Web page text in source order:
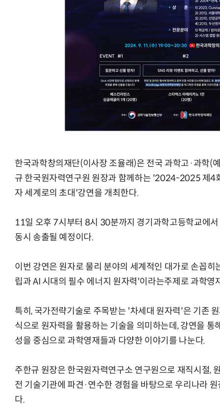
한국과학창의재단(이사장 조율래)은 전국 과학고·과학(
규 한국원자력연구원 원장과 함께하는 '2024-2025 제4
자 세계로의 초대'강연을 개최한다.
11일 오후 7시부터 8시 30분까지 경기과학고등학교에
동시 송출될 예정이다.
이번 강연은 원자로 물리 분야의 세계적인 대가로 손꼽
립과 AI 시대의 필수 에너지 원자력'이라는주제로 과학영
특히, 국가전략기술로 주목받는 '차세대 원자력'은 기존
식으로 원자력을 활용하는 기술을 의미하는데, 강연을
성을 중심으로 과학영재들과 다양한 이야기를 나눈다.
주한규 원장은 한국원자력연구소 연구원으로 재직시절,
전 기술기관에 파견·연수한 경험을 바탕으로 우리나라
다.
현업에서 바로 쓰는 "하네스 엔